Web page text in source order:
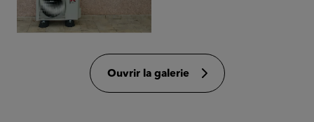
Ouvrir la galerie